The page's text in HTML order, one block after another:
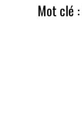
Mot clé :